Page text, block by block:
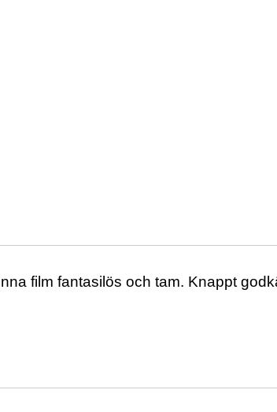
film fantasilös och tam. Knappt